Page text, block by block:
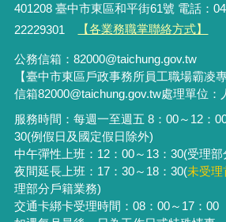
401208 臺中市東區和平街61號 電話：
22229301
【各業務職掌聯絡方式】
公務信箱：82000@taichung.gov.tw
【臺中市東區戶政事務所員工職場霸凌
信箱82000@taichung.gov.tw處理單位：
服務時間：每週一至週五 8：00～12：
30(例假日及國定假日除外)
中午彈性上班 ： 12： 00～ 13： 30(受理部
夜間延長上班：17： 30～18： 30(未受理
理部分戶籍業務)
交通卡綁卡受理時間 ： 08： 00～17： 00